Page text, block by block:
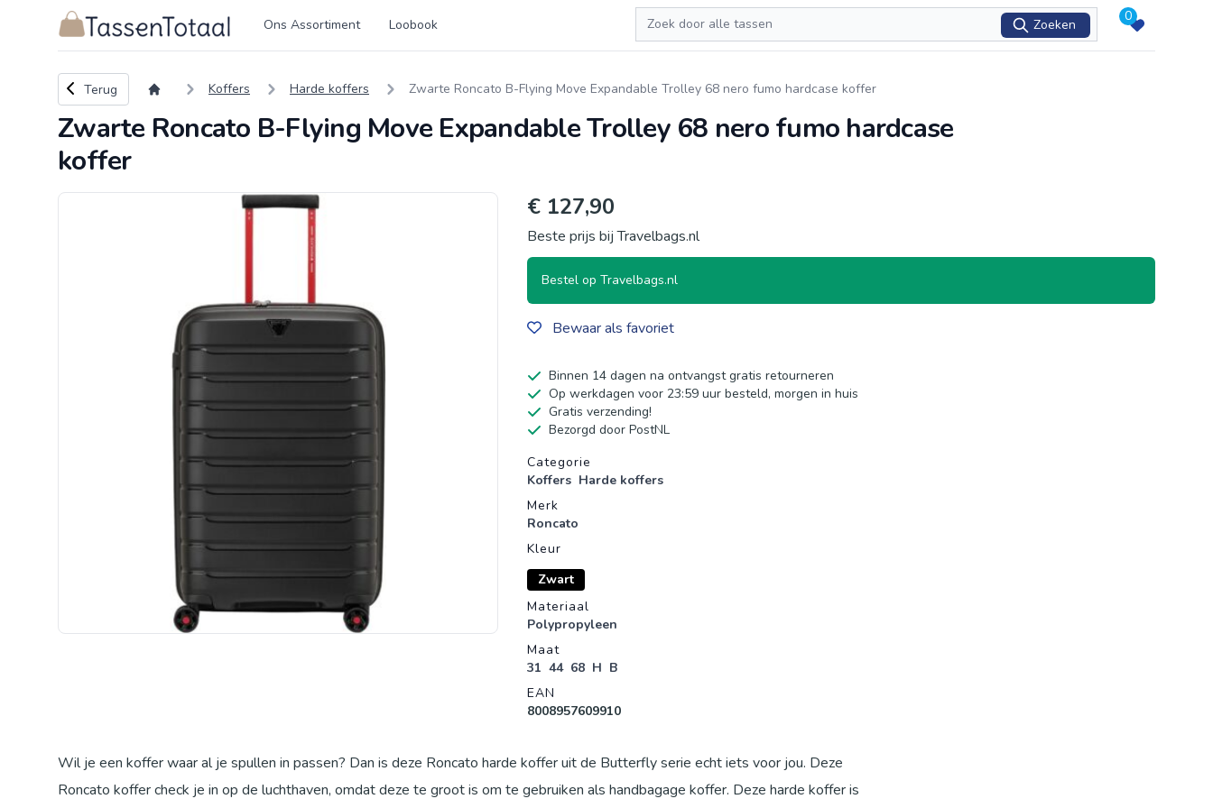
Logo Tassentotaal.nl Ons Assortiment Loobook
Zoeken
Zoeken
0
Terug naar overzicht
Terug Koffers Harde koffers Zwarte Roncato B-Flying Move Expandable Trolley 68 nero fumo hardcase koffer
Zwarte Roncato B-Flying Move Expandable Trolley 68 nero fumo hardcase
koffer
€ 127,90
Beste prijs bij Travelbags.nl
Bestel op Travelbags.nl
Bewaar als favoriet
Binnen 14 dagen na ontvangst gratis retourneren
Op werkdagen voor 23:59 uur besteld, morgen in huis
Gratis verzending!
Bezorgd door PostNL
Productgegevens
Categorie
Koffers Harde koffers
Merk
Roncato
Kleur
Zwart
Materiaal
Polypropyleen
Maat
31 44 68 H B
EAN
8008957609910
Wil je een koffer waar al je spullen in passen? Dan is deze Roncato harde koffer uit de Butterfly serie echt iets voor jou. Deze
Roncato koffer check je in op de luchthaven, omdat deze te groot is om te gebruiken als handbagage koffer. Deze harde koffer is